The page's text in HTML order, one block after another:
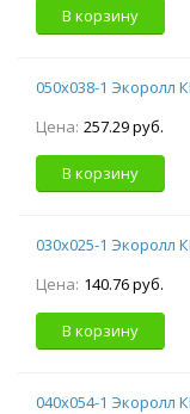
В корзину
050х038-1 Экоролл
Цена: 257.29 руб.
В корзину
030х025-1 Экоролл
Цена: 140.76 руб.
В корзину
040х054-1 Экоролл